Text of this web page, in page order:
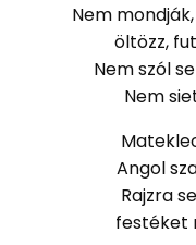
Nem
öltözz,
Nem szól
Nem
Angol
Rajzra
festéket